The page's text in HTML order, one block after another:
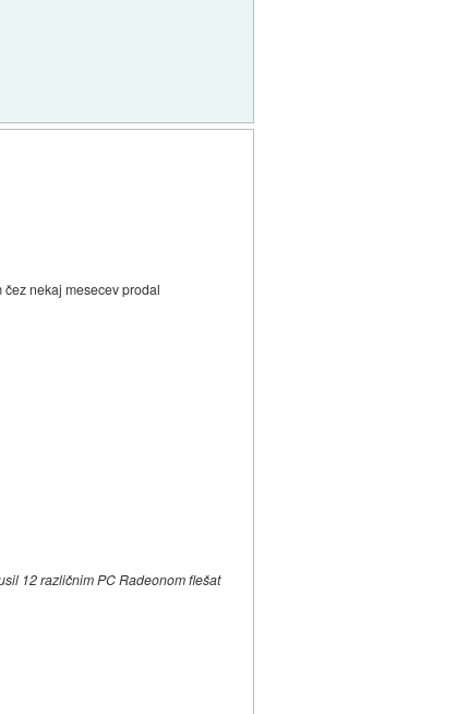
nekaj mesecev prodal
12 različnim PC Radeonom flešat